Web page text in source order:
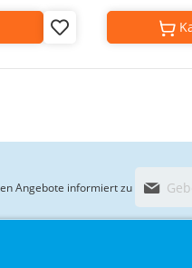
Add
Wish
Angebote informiert zu
M
l